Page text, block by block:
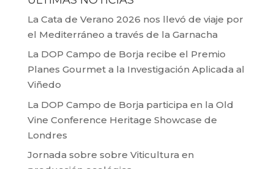
La Cata de Verano 2026 nos llevó de viaje por
el Mediterráneo a través de la Garnacha
La DOP Campo de Borja recibe el Premio
Planes Gourmet a la Investigación Aplicada al
Viñedo
La DOP Campo de Borja participa en la Old
Vine Conference Heritage Showcase de
Londres
Jornada sobre sobre Viticultura en